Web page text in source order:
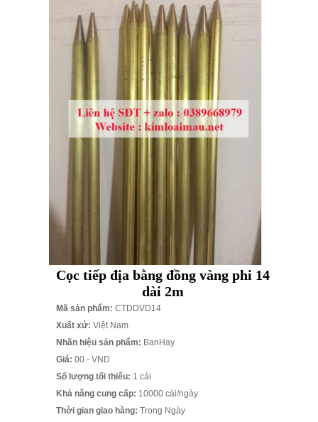
Cọc tiếp địa bằng đồng vàng phi 14
dài 2m
Mã sản phẩm: CTDDVD14
Xuất xứ: Việt Nam
Nhãn hiệu sản phẩm: BanHay
Giá: 00 - VND
Số lượng tối thiểu: 1 cái
Khả năng cung cấp: 10000 cái/ngày
Thời gian giao hàng: Trong Ngày